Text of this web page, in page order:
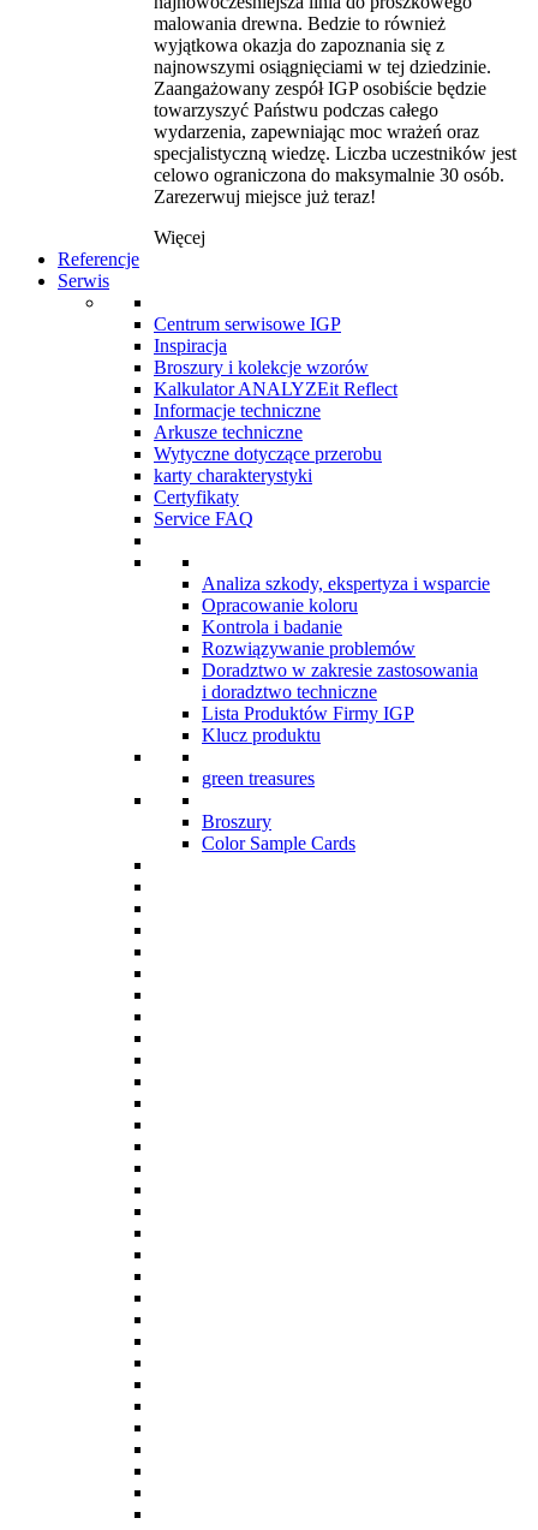
malowania drewna. Bedzie to również
wyjątkowa okazja do zapoznania się z
najnowszymi osiągnięciami w tej dziedzinie.
Zaangażowany zespół IGP osobiście będzie
towarzyszyć Państwu podczas całego
wydarzenia, zapewniając moc wrażeń oraz
specjalistyczną wiedzę. Liczba uczestników jest
celowo ograniczona do maksymalnie 30 osób.
Zarezerwuj miejsce już teraz!
Więcej
Referencje
Serwis
Centrum serwisowe IGP
Inspiracja
Broszury i kolekcje wzorów
Kalkulator ANALYZEit Reflect
Informacje techniczne
Arkusze techniczne
Wytyczne dotyczące przerobu
karty charakterystyki
Certyfikaty
Service FAQ
Analiza szkody, ekspertyza i wsparcie
Opracowanie koloru
Kontrola i badanie
Rozwiązywanie problemów
Doradztwo w zakresie zastosowania
i doradztwo techniczne
Lista Produktów Firmy IGP
Klucz produktu
green treasures
Broszury
Color Sample Cards